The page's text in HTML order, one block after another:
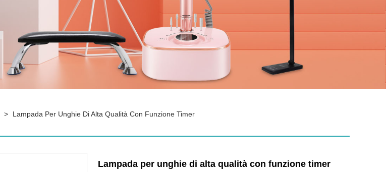
> Lampada Per Unghie Di Alta Qualità Con Funzione Timer
Lampada per unghie di alta qualità con funzione timer